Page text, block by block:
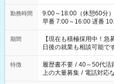
勤務時間
9:00～18:00（休憩60分） ■ご希望があれば下記シフトもOK！
早番 7:00～16:00 遅番 10:00～19:00 「家
い」 「余裕を持って夕
たくない」 など、ご希望を教え
の方へ 今ご覧のお仕事で
の勤務時間。 合計で週
期間
【現在も積極採用中！
日後の就業も相談可能で
特徴 履歴書不要 / 40～50代活
上の大量募集 / 電話対応